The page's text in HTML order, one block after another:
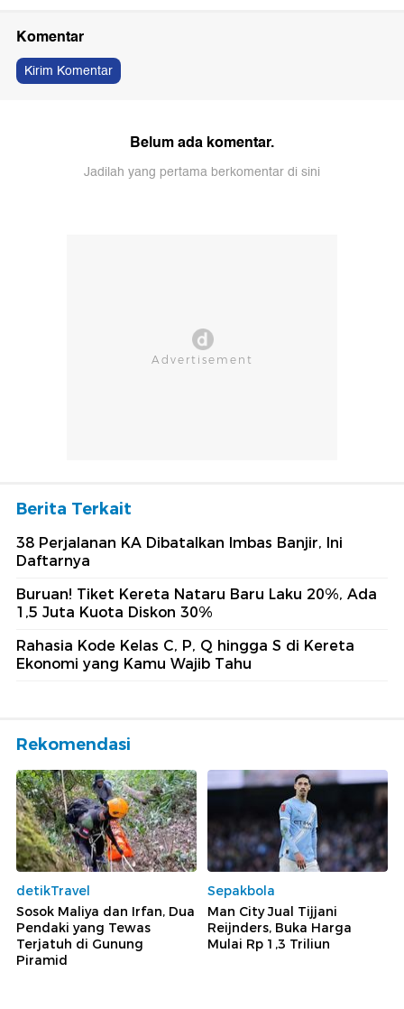
Komentar
Kirim Komentar
Belum ada komentar.
Jadilah yang pertama berkomentar di sini
Berita Terkait
38 Perjalanan KA Dibatalkan Imbas Banjir, Ini
Daftarnya
Buruan! Tiket Kereta Nataru Baru Laku 20%, Ada
1,5 Juta Kuota Diskon 30%
Rahasia Kode Kelas C, P, Q hingga S di Kereta
Ekonomi yang Kamu Wajib Tahu
Rekomendasi
detikTravel
Sosok Maliya dan Irfan, Dua
Pendaki yang Tewas
Terjatuh di Gunung
Piramid
Sepakbola
Man City Jual Tijjani
Reijnders, Buka Harga
Mulai Rp 1,3 Triliun